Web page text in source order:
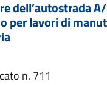
dell’autostrada
per lavori di
n. 711